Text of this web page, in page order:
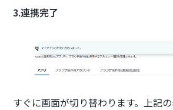
3.連携完了
すぐに画面が切り替わります。上記